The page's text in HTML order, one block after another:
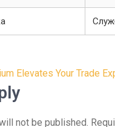
Elevates Your Trade
not be published.